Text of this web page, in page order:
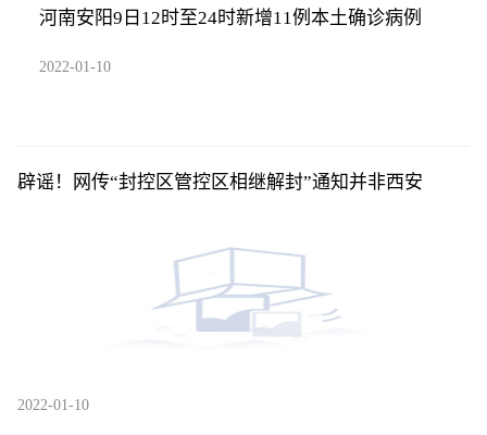
河南安阳9日12时至24时新增11例本土确诊病例
2022-01-10
辟谣！网传“封控区管控区相继解封”通知并非西安
2022-01-10